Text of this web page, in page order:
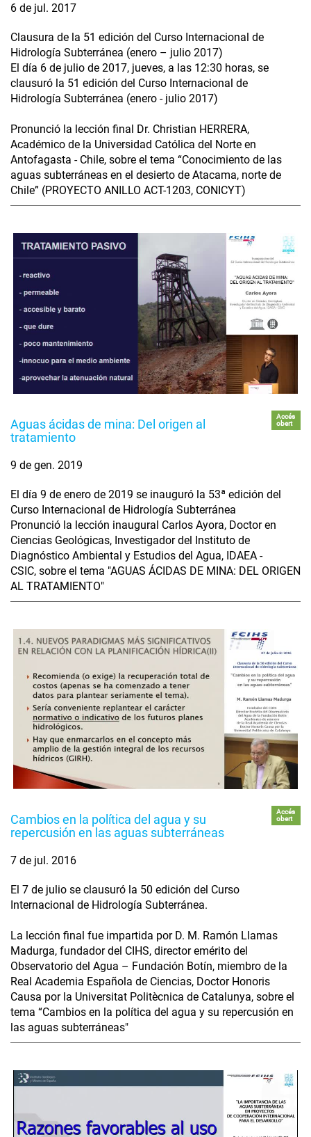
6 de jul. 2017
Clausura de la 51 edición del Curso Internacional de
Hidrología Subterránea (enero – julio 2017)
El día 6 de julio de 2017, jueves, a las 12:30 horas, se
clausuró la 51 edición del Curso Internacional de
Hidrología Subterránea (enero - julio 2017)
Pronunció la lección final Dr. Christian HERRERA,
Académico de la Universidad Católica del Norte en
Antofagasta - Chile, sobre el tema “Conocimiento de las
aguas subterráneas en el desierto de Atacama, norte de
Chile” (PROYECTO ANILLO ACT-1203, CONICYT)
Aguas ácidas de mina: Del origen al
tratamiento
Accés
obert
9 de gen. 2019
El día 9 de enero de 2019 se inauguró la 53ª edición del
Curso Internacional de Hidrología Subterránea
Pronunció la lección inaugural Carlos Ayora, Doctor en
Ciencias Geológicas, Investigador del Instituto de
Diagnóstico Ambiental y Estudios del Agua, IDAEA -
CSIC, sobre el tema "AGUAS ÁCIDAS DE MINA: DEL ORIGEN
AL TRATAMIENTO"
Cambios en la política del agua y su
repercusión en las aguas subterráneas
Accés
obert
7 de jul. 2016
El 7 de julio se clausuró la 50 edición del Curso
Internacional de Hidrología Subterránea.
La lección final fue impartida por D. M. Ramón Llamas
Madurga, fundador del CIHS, director emérito del
Observatorio del Agua – Fundación Botín, miembro de la
Real Academia Española de Ciencias, Doctor Honoris
Causa por la Universitat Politècnica de Catalunya, sobre el
tema “Cambios en la política del agua y su repercusión en
las aguas subterráneas"